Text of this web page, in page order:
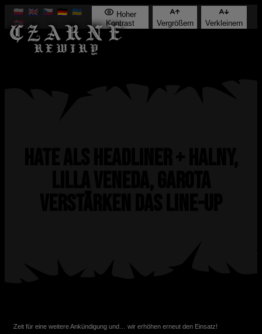
🇵🇱 🇬🇧 🇨🇿 🇩🇪 🇺🇦
🇳🇴
Hoher
Kontrast
Vergrößern Verkleinern
Zeit für eine weitere Ankündigung und… wir erhöhen erneut den Einsatz!